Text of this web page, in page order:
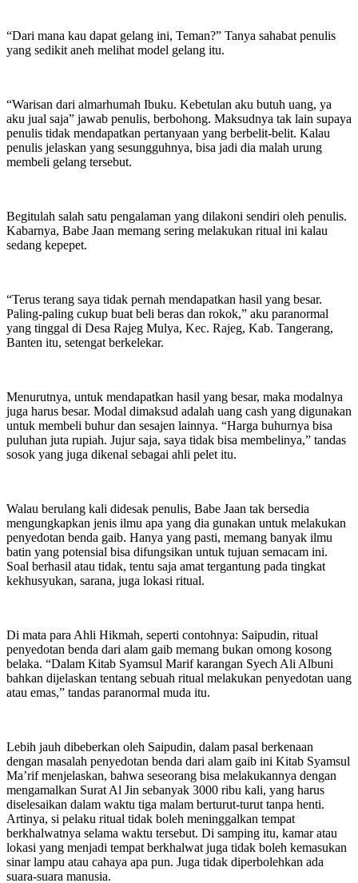
“Dari mana kau dapat gelang ini, Teman?” Tanya sahabat penulis
yang sedikit aneh melihat model gelang itu.
“Warisan dari almarhumah Ibuku. Kebetulan aku butuh uang, ya
aku jual saja” jawab penulis, berbohong. Maksudnya tak lain supaya
penulis tidak mendapatkan pertanyaan yang berbelit-belit. Kalau
penulis jelaskan yang sesungguhnya, bisa jadi dia malah urung
membeli gelang tersebut.
Begitulah salah satu pengalaman yang dilakoni sendiri oleh penulis.
Kabarnya, Babe Jaan memang sering melakukan ritual ini kalau
sedang kepepet.
“Terus terang saya tidak pernah mendapatkan hasil yang besar.
Paling-paling cukup buat beli beras dan rokok,” aku paranormal
yang tinggal di Desa Rajeg Mulya, Kec. Rajeg, Kab. Tangerang,
Banten itu, setengat berkelekar.
Menurutnya, untuk mendapatkan hasil yang besar, maka modalnya
juga harus besar. Modal dimaksud adalah uang cash yang digunakan
untuk membeli buhur dan sesajen lainnya. “Harga buhurnya bisa
puluhan juta rupiah. Jujur saja, saya tidak bisa membelinya,” tandas
sosok yang juga dikenal sebagai ahli pelet itu.
Walau berulang kali didesak penulis, Babe Jaan tak bersedia
mengungkapkan jenis ilmu apa yang dia gunakan untuk melakukan
penyedotan benda gaib. Hanya yang pasti, memang banyak ilmu
batin yang potensial bisa difungsikan untuk tujuan semacam ini.
Soal berhasil atau tidak, tentu saja amat tergantung pada tingkat
kekhusyukan, sarana, juga lokasi ritual.
Di mata para Ahli Hikmah, seperti contohnya: Saipudin, ritual
penyedotan benda dari alam gaib memang bukan omong kosong
belaka. “Dalam Kitab Syamsul Marif karangan Syech Ali Albuni
bahkan dijelaskan tentang sebuah ritual melakukan penyedotan uang
atau emas,” tandas paranormal muda itu.
Lebih jauh dibeberkan oleh Saipudin, dalam pasal berkenaan
dengan masalah penyedotan benda dari alam gaib ini Kitab Syamsul
Ma’rif menjelaskan, bahwa seseorang bisa melakukannya dengan
mengamalkan Surat Al Jin sebanyak 3000 ribu kali, yang harus
diselesaikan dalam waktu tiga malam berturut-turut tanpa henti.
Artinya, si pelaku ritual tidak boleh meninggalkan tempat
berkhalwatnya selama waktu tersebut. Di samping itu, kamar atau
lokasi yang menjadi tempat berkhalwat juga tidak boleh kemasukan
sinar lampu atau cahaya apa pun. Juga tidak diperbolehkan ada
suara-suara manusia.